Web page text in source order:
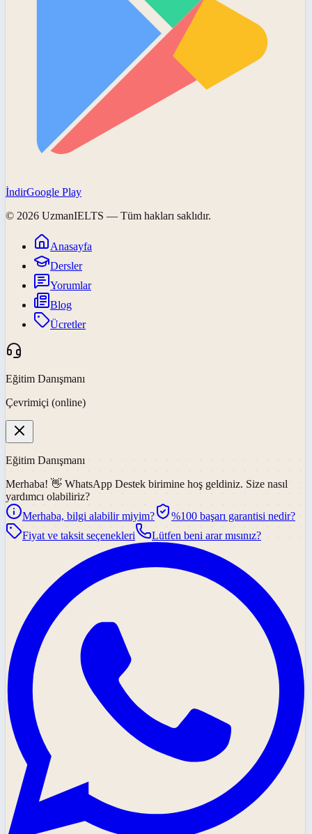
İndirGoogle Play
© 2026 UzmanIELTS — Tüm hakları saklıdır.
Anasayfa
Dersler
Yorumlar
Blog
Ücretler
Eğitim Danışmanı
Çevrimiçi (online)
Eğitim Danışmanı
Merhaba! 👋 WhatsApp Destek birimine hoş geldiniz. Size nasıl
yardımcı olabiliriz?
Merhaba, bilgi alabilir miyim?
%100 başarı garantisi nedir?
Fiyat ve taksit seçenekleri
Lütfen beni arar mısınız?